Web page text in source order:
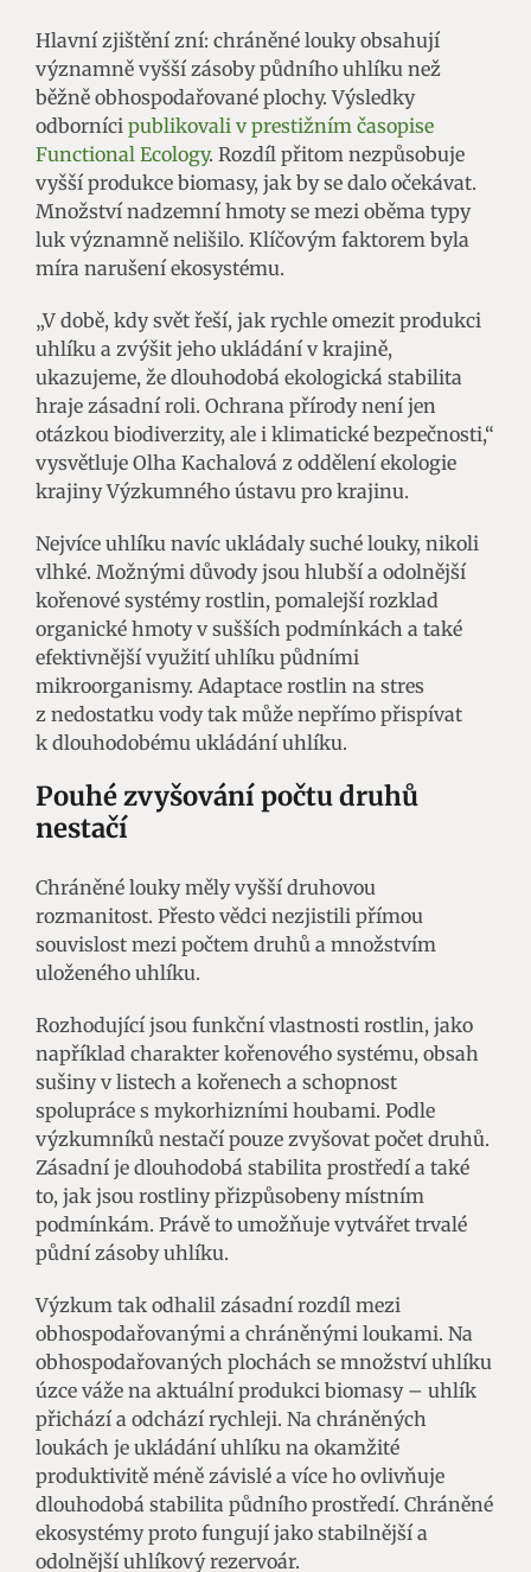
Hlavní zjištění zní: chráněné louky obsahují
významně vyšší zásoby půdního uhlíku než
běžně obhospodařované plochy. Výsledky
odborníci publikovali v prestižním časopise
Functional Ecology. Rozdíl přitom nezpůsobuje
vyšší produkce biomasy, jak by se dalo očekávat.
Množství nadzemní hmoty se mezi oběma typy
luk významně nelišilo. Klíčovým faktorem byla
míra narušení ekosystému.
„V době, kdy svět řeší, jak rychle omezit produkci
uhlíku a zvýšit jeho ukládání v krajině,
ukazujeme, že dlouhodobá ekologická stabilita
hraje zásadní roli. Ochrana přírody není jen
otázkou biodiverzity, ale i klimatické bezpečnosti,“
vysvětluje Olha Kachalová z oddělení ekologie
krajiny Výzkumného ústavu pro krajinu.
Nejvíce uhlíku navíc ukládaly suché louky, nikoli
vlhké. Možnými důvody jsou hlubší a odolnější
kořenové systémy rostlin, pomalejší rozklad
organické hmoty v sušších podmínkách a také
efektivnější využití uhlíku půdními
mikroorganismy. Adaptace rostlin na stres
z nedostatku vody tak může nepřímo přispívat
k dlouhodobému ukládání uhlíku.
Pouhé zvyšování počtu druhů
nestačí
Chráněné louky měly vyšší druhovou
rozmanitost. Přesto vědci nezjistili přímou
souvislost mezi počtem druhů a množstvím
uloženého uhlíku.
Rozhodující jsou funkční vlastnosti rostlin, jako
například charakter kořenového systému, obsah
sušiny v listech a kořenech a schopnost
spolupráce s mykorhizními houbami. Podle
výzkumníků nestačí pouze zvyšovat počet druhů.
Zásadní je dlouhodobá stabilita prostředí a také
to, jak jsou rostliny přizpůsobeny místním
podmínkám. Právě to umožňuje vytvářet trvalé
půdní zásoby uhlíku.
Výzkum tak odhalil zásadní rozdíl mezi
obhospodařovanými a chráněnými loukami. Na
obhospodařovaných plochách se množství uhlíku
úzce váže na aktuální produkci biomasy – uhlík
přichází a odchází rychleji. Na chráněných
loukách je ukládání uhlíku na okamžité
produktivitě méně závislé a více ho ovlivňuje
dlouhodobá stabilita půdního prostředí. Chráněné
ekosystémy proto fungují jako stabilnější a
odolnější uhlíkový rezervoár.